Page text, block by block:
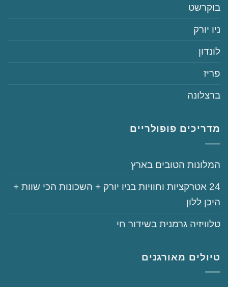
‏בוקרשט
‏ניו יורק
‏לונדון
‏פריז
‏ברצלונה
מדריכים פופולריים
‏המלונות הטובים בארץ
‏‏24‏ אטרקציות וחוויות בניו יורק + השכונות הכי שוות +
היכן ללון
‏טלוויזיה גרמנית בשידור חי
טיולים מאורגנים